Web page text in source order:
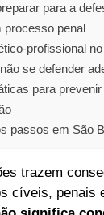
para a
processo penal
profissional
se defender
para
passos em São
trazem
cíveis, penais